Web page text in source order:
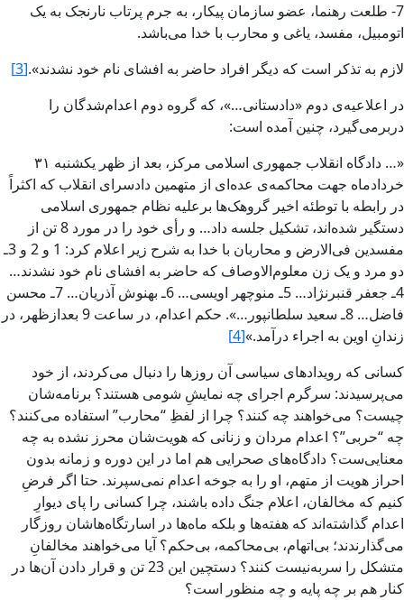
7- طلعت رهنما، عضو سازمان پيکار، به جرم پرتاب نارنجک به يک
اتومبيل، مفسد، ياغى و محارب با خدا مى‌باشد.
لازم به تذکر است که ديگر افراد حاضر به افشاى نام خود نشدند».[3]
در اعلاعيه‌ى دوم «‌دادستانى…»، که گروه دوم اعدام‌شدگان را
دربرمى‌گيرد، چنين آمده‌ است:
«… دادگاه انقلاب جمهورى اسلامى مرکز، بعد از ظهر يکشنبه ۳۱
خرداد‌ماه جهت محاکمه‌ی عده‌اى از متهمين دادسراى انقلاب که اکثراً
در رابطه با توطئه اخير گروهک‌ها برعليه نظام جمهورى اسلامى
دستگير شده‌اند، تشکيل جلسه داد… و رأى خود را در مورد 8 تن از
مفسدين فى‌الارض‏ و محاربان با خدا به شرح زير اعلام کرد: 1 و 2 و 3ـ
دو مرد و يک زن معلوم‌الاوصاف که حاضر به افشاى نام خود نشدند…
4ـ جعفر قنبرنژاد… 5ـ منوچهر اويسى… 6ـ بهنوش‏ آذريان… 7ـ محسن
فاضل… 8ـ سعيد سلطانپور…». حکم اعدام، در ساعت 9 بعدازظهر، در
زندانِ اوين به اجراء درآمد.»[4]
کسانى که رويدادهاى سياسى آن روزها را دنبال مى‌کردند، از خود
مى‌پرسيدند: سرگرم اجراى چه نمايشِ شومى هستند؟ برنامه‌شان
چيست؟ مى‌خواهند چه کنند؟ چرا از لفظِ “‌محارب‌” استفاده مى‌کنند؟
چه “‌حربى‌”‌؟ اعدام مردان و زنانى که هويت‌شان محرز نشده به چه
معنايى‌ست؟ دادگاه‌هاى صحرايى هم اما در اين دوره و‌ زمانه بدون
احراز هويت از متهم، او را به جوخه اعدام نمى‌سپرند. حتا اگر فرضِ
کنيم که مخالفان، اعلام جنگ داده‌ باشند، چرا کسانى را پاى ديوارِ
اعدام گذاشته‌اند که هفته‌ها و بلکه ماه‌ها در اسارتگاه‌هاشان روزگار
مى‌گذارندند؛ بى‌اتهام، بى‌محاکمه، بى‌حکم؟ آيا مى‌خواهند مخالفانِ
متشکل را سر‌به‌‌نيست کنند؟ دستچين اين 23 تن و قرار دادن آن‌ها در
کنار هم بر چه پايه و چه منظور است؟